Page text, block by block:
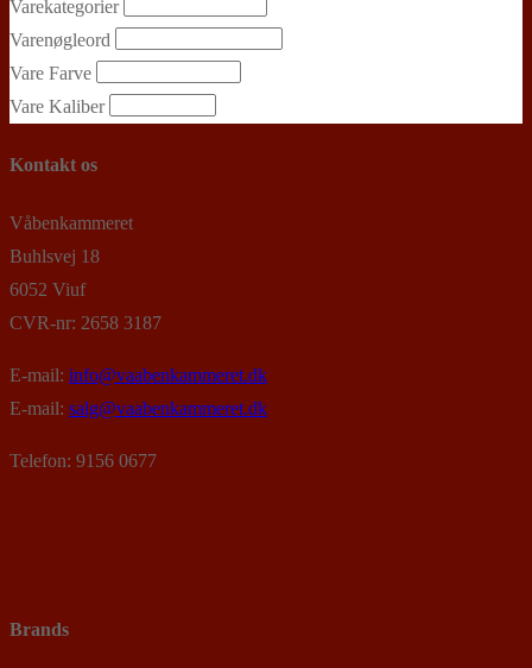
Varekategorier
Varenøgleord
Vare Farve
Vare Kaliber
Kontakt os
Våbenkammeret
Buhlsvej 18
6052 Viuf
CVR-nr: 2658 3187
E-mail: info@vaabenkammeret.dk
E-mail: salg@vaabenkammeret.dk
Telefon: 9156 0677
Brands